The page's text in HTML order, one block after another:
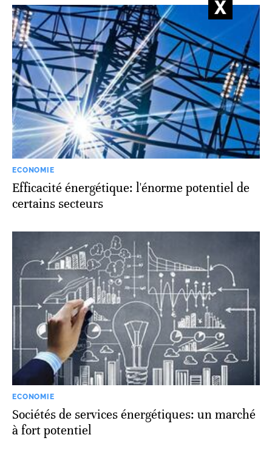
ECONOMIE
Efficacité énergétique: l'énorme potentiel de
certains secteurs
ECONOMIE
Sociétés de services énergétiques: un marché
à fort potentiel